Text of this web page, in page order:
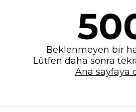
Beklenmeyen bir
Lütfen daha sonra
Ana sayfaya